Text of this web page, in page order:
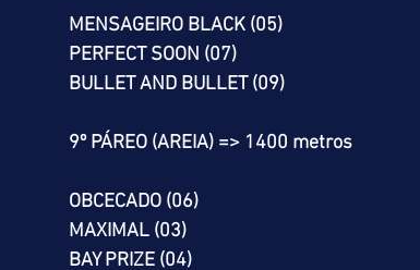
MENSAGEIRO BLACK (05)
PERFECT SOON (07)
BULLET AND BULLET (09)
9º PÁREO (AREIA) => 1400 metros
OBCECADO (06)
MAXIMAL (03)
BAY PRIZE (04)